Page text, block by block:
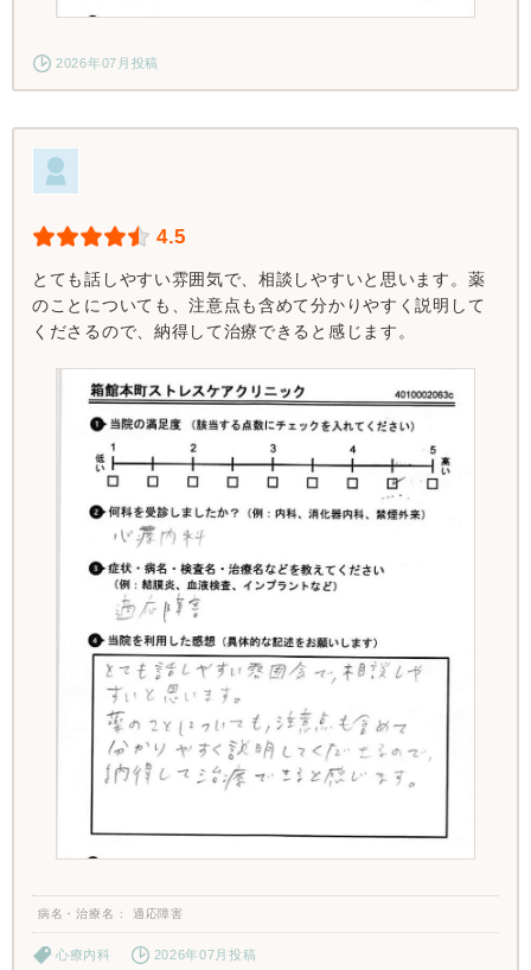
2026年07月投稿
4.5
とても話しやすい雰囲気で、相談しやすいと思います。薬
のことについても、注意点も含めて分かりやすく説明して
くださるので、納得して治療できると感じます。
病名・治療名 適応障害
心療内科 2026年07月投稿